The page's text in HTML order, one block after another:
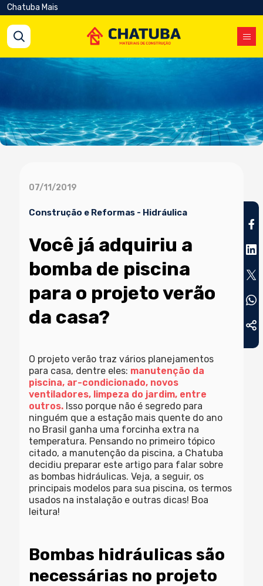
Chatuba Mais
07/11/2019
Construção e Reformas - Hidráulica
Você já adquiriu a
bomba de piscina
para o projeto verão
da casa?
O projeto verão traz vários planejamentos
para casa, dentre eles: manutenção da
piscina, ar-condicionado, novos
ventiladores, limpeza do jardim, entre
outros. Isso porque não é segredo para
ninguém que a estação mais quente do ano
no Brasil ganha uma forcinha extra na
temperatura. Pensando no primeiro tópico
citado, a manutenção da piscina, a Chatuba
decidiu preparar este artigo para falar sobre
as bombas hidráulicas. Veja, a seguir, os
principais modelos para sua piscina, os termos
usados na instalação e outras dicas! Boa
leitura!
Bombas hidráulicas são
necessárias no projeto